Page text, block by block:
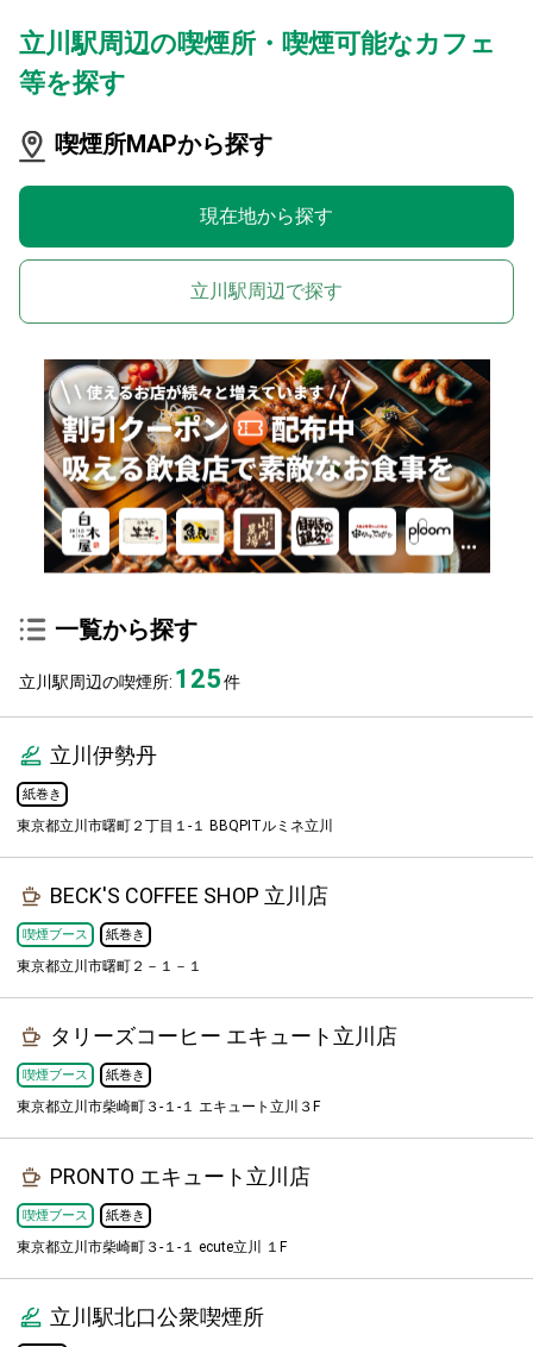
立川駅周辺の喫煙所・喫煙可能なカフェ
等を探す
喫煙所MAPから探す
現在地から探す
立川駅周辺で探す
一覧から探す
立川駅周辺の喫煙所: 125件
立川伊勢丹
紙巻き
東京都立川市曙町２丁目１-１ BBQPITルミネ立川
BECK'S COFFEE SHOP 立川店
喫煙ブース 紙巻き
東京都立川市曙町２－１－１
タリーズコーヒー エキュート立川店
喫煙ブース 紙巻き
東京都立川市柴崎町３-１-１ エキュート立川３F
PRONTO エキュート立川店
喫煙ブース 紙巻き
東京都立川市柴崎町３-１-１ ecute立川 １F
立川駅北口公衆喫煙所